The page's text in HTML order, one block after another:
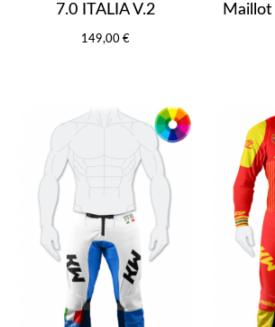
7.0 ITALIA V.2
149,00 €
Maillot